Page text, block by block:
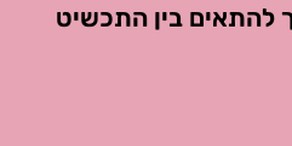
להתאים בין התכשיט